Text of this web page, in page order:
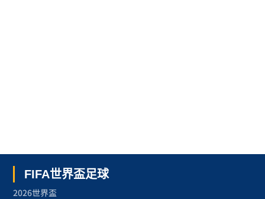
FIFA世界盃足球
2026世界盃